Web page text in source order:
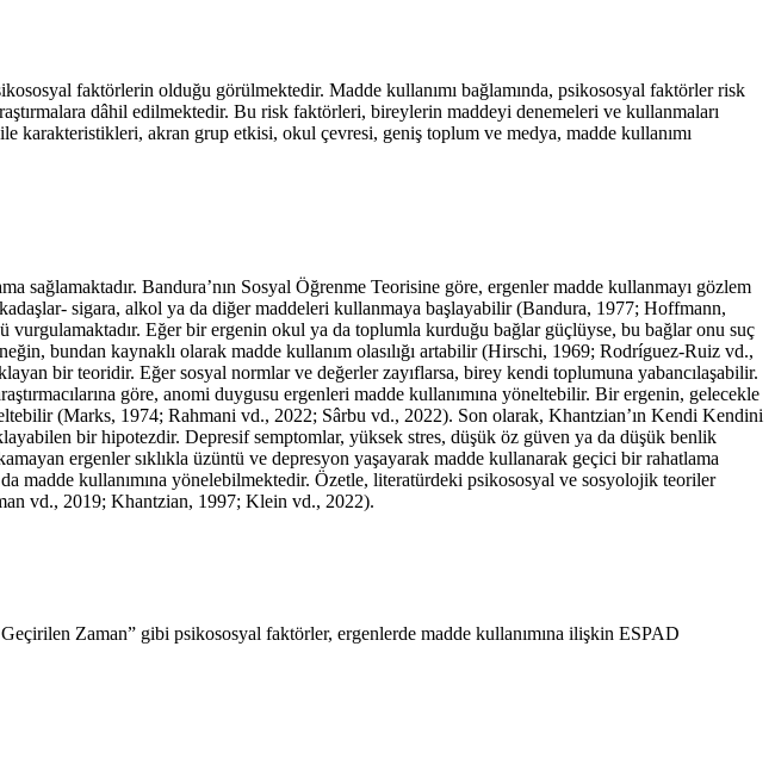
faktörlerin olduğu görülmektedir. Madde kullanımı bağlamında, psikososyal faktörler risk
dâhil edilmektedir. Bu risk faktörleri, bireylerin maddeyi denemeleri ve kullanmaları
karakteristikleri, akran grup etkisi, okul çevresi, geniş toplum ve medya, madde kullanımı
Bandura’nın Sosyal Öğrenme Teorisine göre, ergenler madde kullanmayı gözlem
sigara, alkol ya da diğer maddeleri kullanmaya başlayabilir (Bandura, 1977; Hoffmann,
Eğer bir ergenin okul ya da toplumla kurduğu bağlar güçlüyse, bu bağlar onu suç
bundan kaynaklı olarak madde kullanım olasılığı artabilir (Hirschi, 1969; Rodríguez-Ruiz vd.,
bir teoridir. Eğer sosyal normlar ve değerler zayıflarsa, birey kendi toplumuna yabancılaşabilir.
göre, anomi duygusu ergenleri madde kullanımına yöneltebilir. Bir ergenin, gelecekle
(Marks, 1974; Rahmani vd., 2022; Sârbu vd., 2022). Son olarak, Khantzian’ın Kendi Kendini
bir hipotezdir. Depresif semptomlar, yüksek stres, düşük öz güven ya da düşük benlik
ergenler sıklıkla üzüntü ve depresyon yaşayarak madde kullanarak geçici bir rahatlama
madde kullanımına yönelebilmektedir. Özetle, literatürdeki psikososyal ve sosyolojik teoriler
vd., 2019; Khantzian, 1997; Klein vd., 2022).
Zaman” gibi psikososyal faktörler, ergenlerde madde kullanımına ilişkin ESPAD